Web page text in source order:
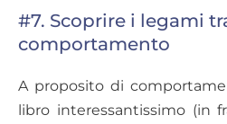
#7. Scoprire i legami
comportamento
A proposito di
libro interessantissimo (in